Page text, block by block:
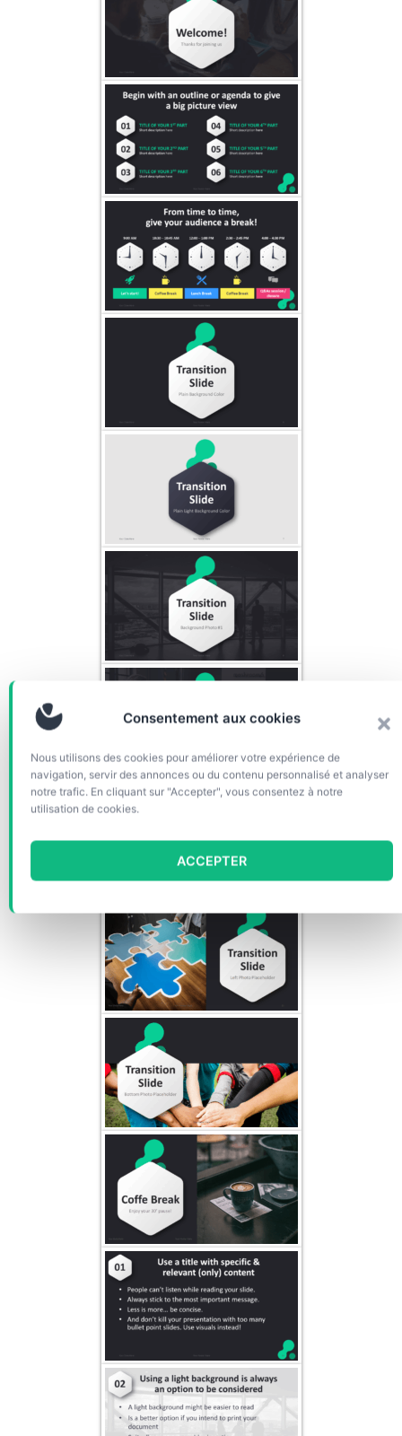
Consentement aux cookies
Nous utilisons des cookies pour améliorer votre expérience de
navigation, servir des annonces ou du contenu personnalisé et analyser
notre trafic. En cliquant sur "Accepter", vous consentez à notre
utilisation de cookies.
ACCEPTER